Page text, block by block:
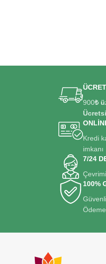
900₺
Kredi
imkanı
7/24
100%
Ödeme